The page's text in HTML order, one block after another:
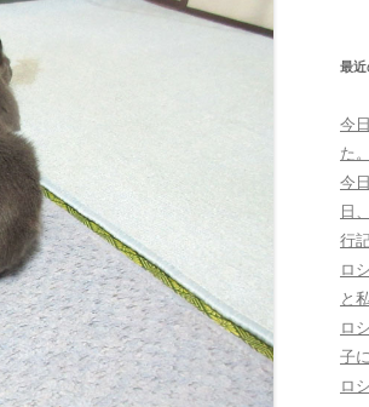
最近
今
た
今
日
行
ロ
と
ロ
子
ロ